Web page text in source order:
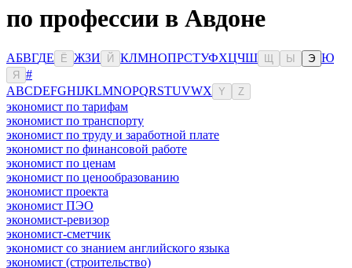
по профессии в Авдоне
АБВГДЕ Ё ЖЗИ Й КЛМНОПРСТУФХЦЧШ Ы Э Ю
Я
#
ABCDEFGHIJKLMNOPQRSTUVWX Y Z
экономист по тарифам
экономист по транспорту
экономист по труду и заработной плате
экономист по финансовой работе
экономист по ценам
экономист по ценообразованию
экономист проекта
экономист ПЭО
экономист-ревизор
экономист-сметчик
экономист со знанием английского языка
экономист (строительство)